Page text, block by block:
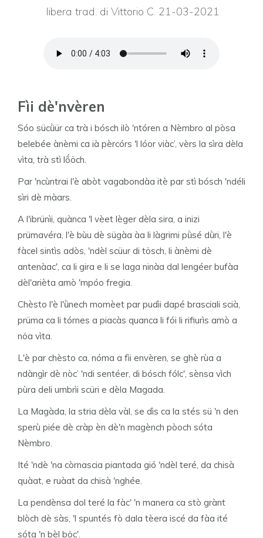
libera trad. di Vittorio C. 21-03-2021
Fìi dè'nvèren
Sóo sücǜür ca trà i bósch ilò 'ntóren a Nèmbro al pòsa
belebée ànèmi ca ià pèrcórs 'l lóor viàc’, vèrs la sìra dèla
vìta, trà stì lṍöch.
Par 'ncùntrai l'è abòt vagabondàa itè par stì bósch 'ndéli
sìri dè màars.
A l'ibrünìi, quànca 'l vèet lèger dèla sira, a inizi
prümavéra, l'è bùu dè sügàa àa li làgrimi pǜsé dǜri, l'è
fàcel sintìs adòs, 'ndèl scüur di tösch, li ànèmi dè
antenàac', ca li gira e li se laga ninàa dal lengéer bufàa
dèl'arièta amò 'mpóo fregia.
Chèsto l'è l'ǜnech momèet par pudìi dapé brasciali scià,
prüma ca li tórnes a piacàs quanca li fói li rifiurìs amò a
nöa vìta.
L'è par chèsto ca, nóma a fìi envèren, se ghè rùa a
ndàngìr dè nòc’ 'ndi sentéer, di bósch fólc', sènsa vìch
pùra deli umbrìi scüri e dèla Magada.
La Magàda, la stria dèla vàl, se dìs ca la stés sü 'n den
sperù piée dè cràp èn dè'n magènch pòoch sóta
Nèmbro.
Ité 'ndè 'na còrnascia piantada gió 'ndèl teré, da chisà
quàat, e ruàat da chisà 'nghée.
La pendènsa dol teré la fàc' 'n manera ca stò grànt
blòch dè sàs, 'l spuntés fò dala tèera iscé da fàa ité
sóta 'n bèl böc'.